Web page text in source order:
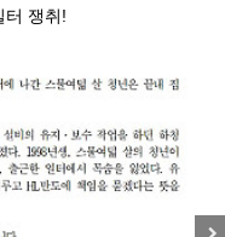
터 쟁취!